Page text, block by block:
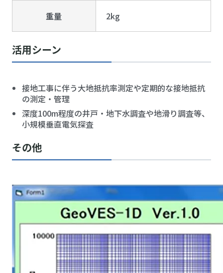
重量 2kg
活用シーン
接地工事に伴う大地抵抗率測定や定期的な接地抵抗
の測定・管理
深度100m程度の井戸・地下水調査や地滑り調査等、
小規模垂直電気探査
その他